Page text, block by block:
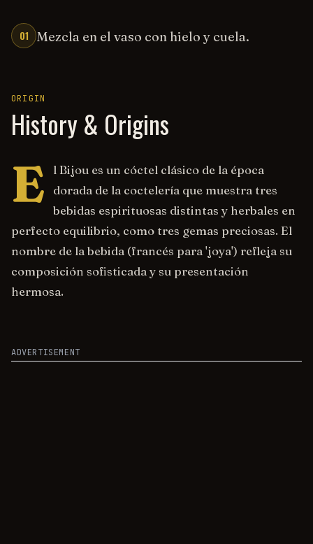
01 Mezcla en el vaso con hielo y cuela.
ORIGIN
History & Origins
E
l Bijou es un cóctel clásico de la época
dorada de la coctelería que muestra tres
bebidas espirituosas distintas y herbales en
perfecto equilibrio, como tres gemas preciosas. El
nombre de la bebida (francés para 'joya') refleja su
composición sofisticada y su presentación
hermosa.
ADVERTISEMENT